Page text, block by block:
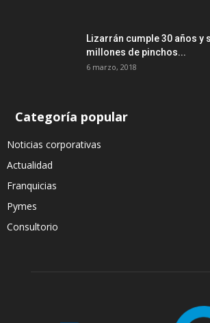
Lizarrán cumple 30 años y
millones de pinchos...
6 marzo, 2018
Categoría popular
Noticias corporativas
Actualidad
Franquicias
Pymes
Consultorio